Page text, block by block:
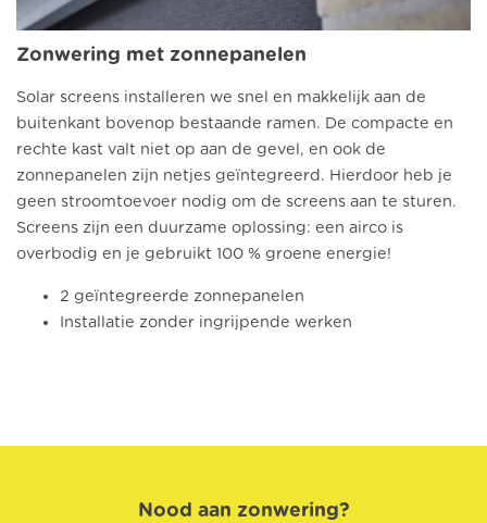
Zonwering met zonnepanelen
Solar screens installeren we snel en makkelijk aan de
buitenkant bovenop bestaande ramen. De compacte en
rechte kast valt niet op aan de gevel, en ook de
zonnepanelen zijn netjes geïntegreerd. Hierdoor heb je
geen stroomtoevoer nodig om de screens aan te sturen.
Screens zijn een duurzame oplossing: een airco is
overbodig en je gebruikt 100 % groene energie!
2 geïntegreerde zonnepanelen
Installatie zonder ingrijpende werken
Nood aan zonwering?